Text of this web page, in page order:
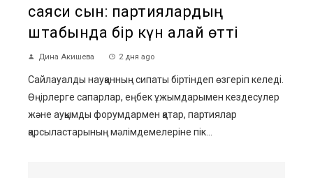
саяси сын: партиялардың
штабында бір күн қалай өтті
Дина Акишева 2 дня ago
Сайлауалды науқанның сипаты біртіндеп өзгеріп келеді.
Өңірлерге сапарлар, еңбек ұжымдарымен кездесулер
және ауқымды форумдармен қатар, партиялар
қарсыластарының мәлімдемелеріне пік...